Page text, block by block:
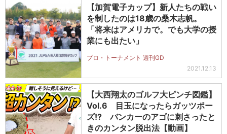
【加賀電子カップ】新人たちの戦い
を制したのは18歳の桑木志帆。
「将来はアメリカで。でも大学の授
業にも出たい」
プロ・トーナメント 週刊GD
2021.12.13
【大西翔太のゴルフ大ピンチ図鑑】
Vol.6 目玉になったらガッツポー
ズ!? バンカーのアゴに刺さったと
きのカンタン脱出法【動画】